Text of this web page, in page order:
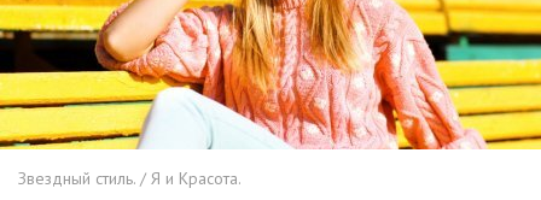
Звездный стиль. / Я и Красота.